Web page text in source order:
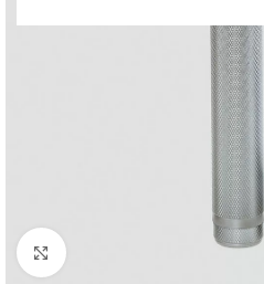
Powiększ